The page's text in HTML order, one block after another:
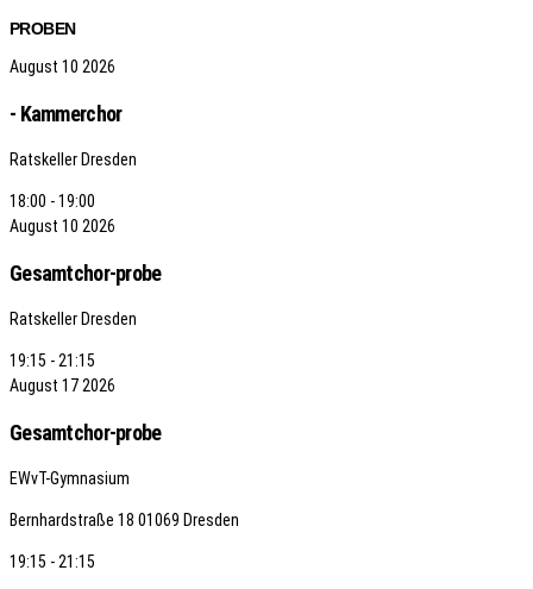
PROBEN
August 10 2026
- Kammerchor
Ratskeller Dresden
18:00 - 19:00
August 10 2026
Gesamtchor-probe
Ratskeller Dresden
19:15 - 21:15
August 172026
Gesamtchor-probe
EWvT-Gymnasium
Bernhardstraße 18 01069 Dresden
19:15 - 21:15